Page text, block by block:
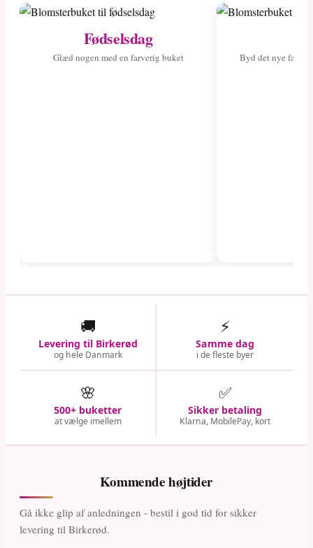
Fødselsdag
Glæd nogen med en farverig buket Byd det nye
🚚
Levering til Birkerød
og hele Danmark
⚡
Samme dag
i de fleste byer
🌸
500+ buketter
at vælge imellem
✅
Sikker betaling
Klarna, MobilePay, kort
Kommende højtider
Gå ikke glip af anledningen - bestil i god tid for sikker
levering til Birkerød.